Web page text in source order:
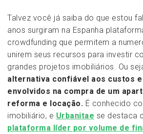
Talvez você já saiba do que estou
anos surgiram na Espanha
crowdfunding que permitem a
unirem seus recursos para investir
grandes projetos imobiliários. Ou
alternativa confiável aos custos
envolvidos na compra de um
reforma e locação. É conhecido
imobiliário, e Urbanitae se destaca
plataforma líder por volume de